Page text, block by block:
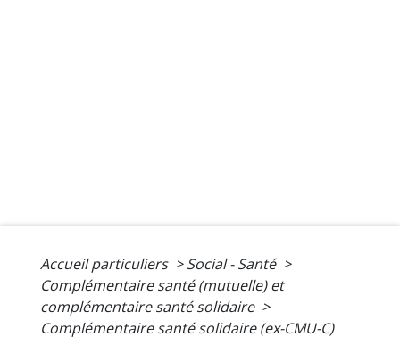
Accueil particuliers > Social - Santé >
Complémentaire santé (mutuelle) et
complémentaire santé solidaire >
Complémentaire santé solidaire (ex-CMU-C)